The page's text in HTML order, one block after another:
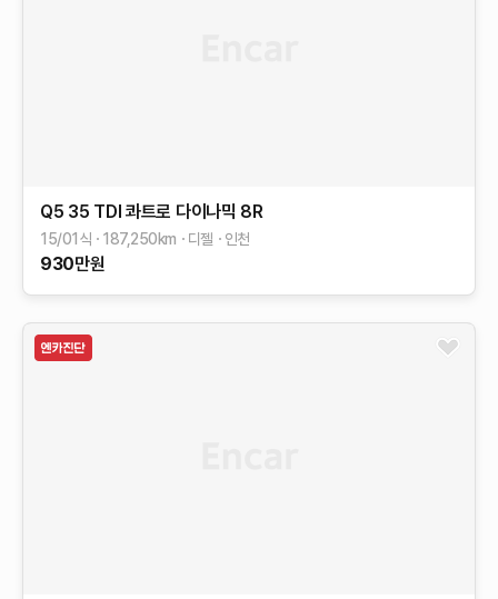
Q5 35 TDI 콰트로 다이나믹 8R
15/01식 187,250km 디젤 인천
930만원